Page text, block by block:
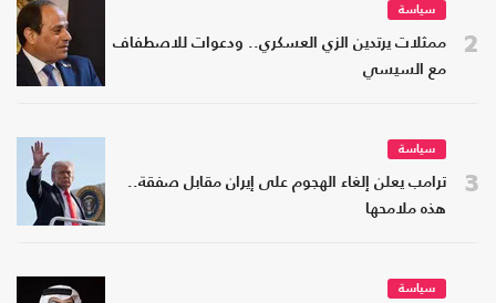
2
سياسة
ممثلات يرتدين الزي العسكري.. ودعوات للاصطفاف
مع السيسي
3
سياسة
ترامب يعلن إلغاء الهجوم على إيران مقابل صفقة..
هذه ملامحها
سياسة